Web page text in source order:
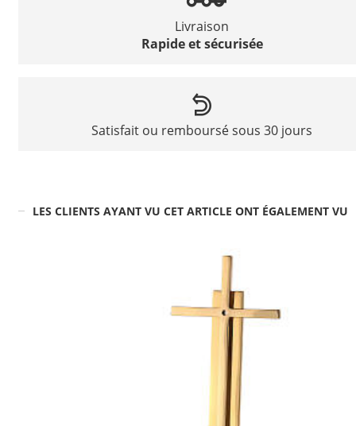
Livraison
Rapide et sécurisée
Satisfait ou remboursé sous 30 jours
LES CLIENTS AYANT VU CET ARTICLE ONT ÉGALEMENT VU